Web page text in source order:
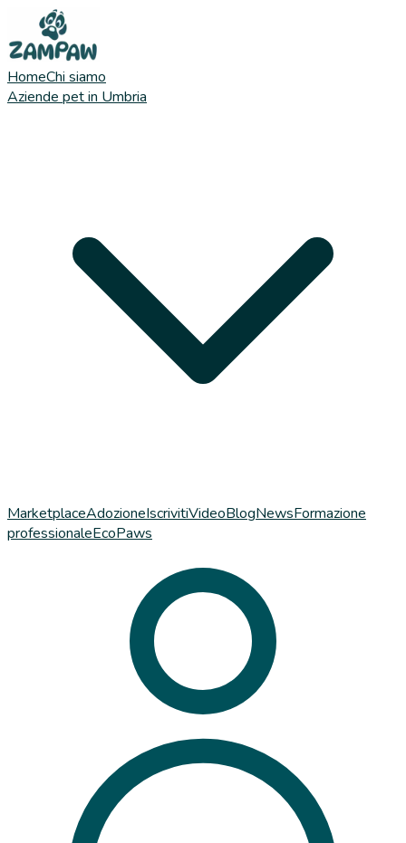
HomeChi siamo
Aziende pet in Umbria
MarketplaceAdozioneIscrivitiVideoBlogNewsFormazione
professionaleEcoPaws